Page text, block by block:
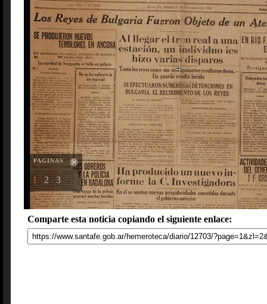
PAGINAS
1 2 3
Comparte esta noticia copiando el siguiente enlace: